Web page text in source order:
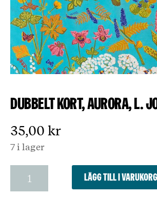
Dubbelt kort, Aurora, L.
35,00 kr
7 i lager
kort,
Aurora,
Lägg till i varukorg